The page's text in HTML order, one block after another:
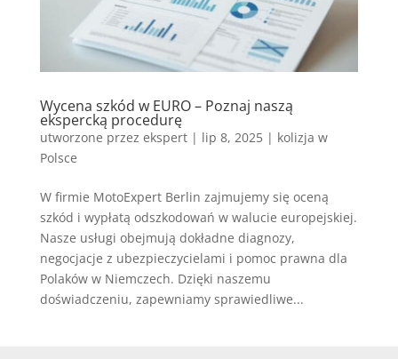
Wycena szkód w EURO – Poznaj naszą
ekspercką procedurę
utworzone przez ekspert| lip 8, 2025| kolizja w
Polsce
W firmie MotoExpert Berlin zajmujemy się oceną
szkód i wypłatą odszkodowań w walucie europejskiej.
Nasze usługi obejmują dokładne diagnozy,
negocjacje z ubezpieczycielami i pomoc prawna dla
Polaków w Niemczech. Dzięki naszemu
doświadczeniu, zapewniamy sprawiedliwe...